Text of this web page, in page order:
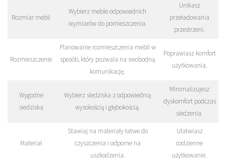
Rozmiar mebli
Wybierz meble odpowiednich
wymiarów do pomieszczenia.
Unikasz
przeładowania
przestrzeni.
Rozmieszczenie
Planowanie rozmieszczenia mebli w
sposób, który pozwala na swobodną
komunikację.
Poprawiasz komfort
użytkowania.
Wygodne
siedziska
Wybierz siedziska z odpowiednią
wysokością i głębokością.
Minimalizujesz
dyskomfort podczas
siedzenia.
Materiał
Stawiaj na materiały łatwe do
czyszczenia i odporne na
uszkodzenia.
Ułatwiasz
codzienne
użytkowanie.